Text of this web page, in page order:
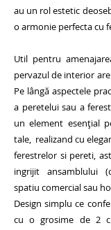
au un rol estetic
o armonie perfecta cu
Util pentru
pervazul de interior
Pe lângă aspectele
a peretelui sau a
un element esenţial
tale, realizand cu
ferestrelor si pereti,
ingrijit ansamblului
spatiu comercial sau
Design simplu ce
cu o grosime de 2